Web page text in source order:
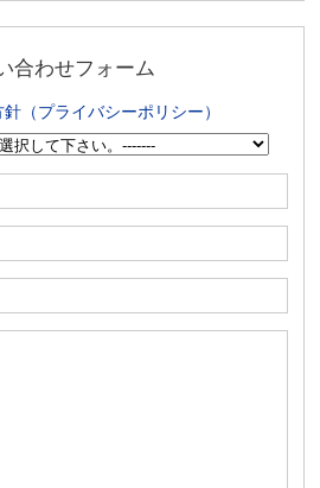
合わせフォーム
（プライバシーポリシー）